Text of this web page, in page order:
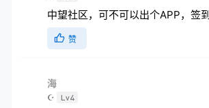
中望社区，可不可以出个APP，签
赞
海
☪ Lv4